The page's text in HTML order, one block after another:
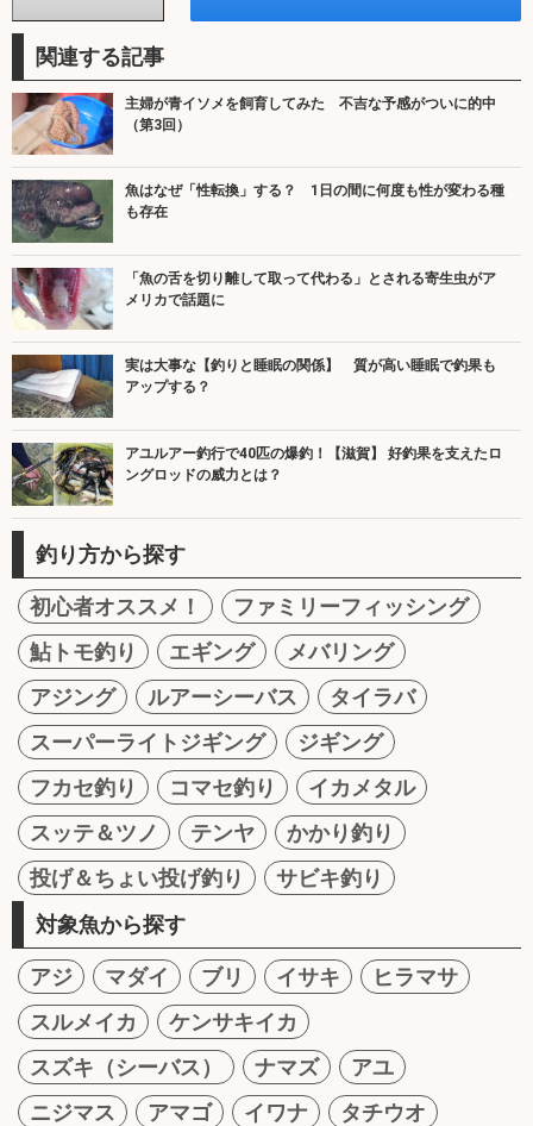
関連する記事
主婦が青イソメを飼育してみた 不吉な予感がついに的中
（第3回）
魚はなぜ「性転換」する？ 1日の間に何度も性が変わる種
も存在
「魚の舌を切り離して取って代わる」とされる寄生虫がア
メリカで話題に
実は大事な【釣りと睡眠の関係】 質が高い睡眠で釣果も
アップする？
アユルアー釣行で40匹の爆釣！【滋賀】 好釣果を支えたロ
ングロッドの威力とは？
釣り方から探す
初心者オススメ！
ファミリーフィッシング
鮎トモ釣り
エギング
メバリング
アジング
ルアーシーバス
タイラバ
スーパーライトジギング
ジギング
フカセ釣り
コマセ釣り
イカメタル
スッテ＆ツノ
テンヤ
かかり釣り
投げ＆ちょい投げ釣り
サビキ釣り
対象魚から探す
アジ マダイ ブリ イサキ
ヒラマサ
スルメイカ
ケンサキイカ
スズキ（シーバス）
ナマズ
アユ
ニジマス
アマゴ イワナ
タチウオ